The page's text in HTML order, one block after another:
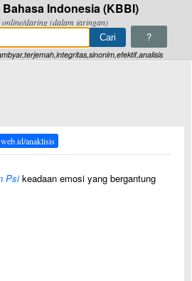
Indonesia (KBBI)
online/daring (dalam jaringan)
?
anaklisis
Psikeadaan emosi yang bergantung